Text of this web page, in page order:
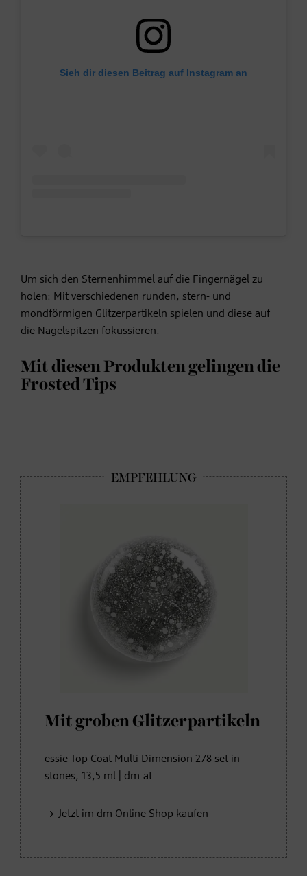
Sieh dir diesen Beitrag auf Instagram an
Um sich den Sternenhimmel auf die Fingernägel zu
holen: Mit verschiedenen runden, stern- und
mondförmigen Glitzerpartikeln spielen und diese auf
die Nagelspitzen fokussieren.
Mit diesen Produkten gelingen die
Frosted Tips
Mit groben Glitzerpartikeln
essie Top Coat Multi Dimension 278 set in
stones, 13,5 ml | dm.at
Jetzt im dm Online Shop kaufen